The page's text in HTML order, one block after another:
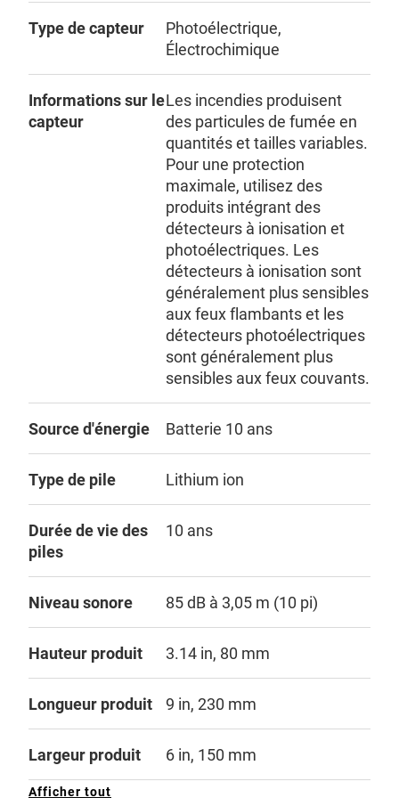
Type de capteur
Photoélectrique,
Électrochimique
Informations sur le
capteur
Les incendies produisent
des particules de fumée en
quantités et tailles variables.
Pour une protection
maximale, utilisez des
produits intégrant des
détecteurs à ionisation et
photoélectriques. Les
détecteurs à ionisation sont
généralement plus sensibles
aux feux flambants et les
détecteurs photoélectriques
sont généralement plus
sensibles aux feux couvants.
Source d'énergie Batterie 10 ans
Type de pile Lithium ion
Durée de vie des
piles
10 ans
Niveau sonore 85 dB à 3,05 m (10 pi)
Hauteur produit 3.14 in, 80 mm
Longueur produit 9 in, 230 mm
Largeur produit 6 in, 150 mm
Afficher tout